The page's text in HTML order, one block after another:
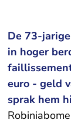
De 73-
in hoger
euro - geld
sprak hem